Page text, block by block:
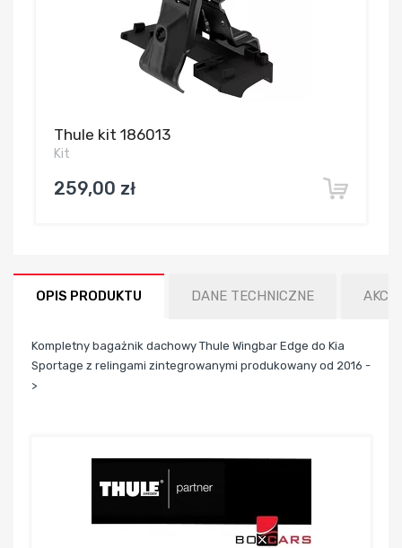
Thule kit 186013
Kit
259,00 zł
OPIS PRODUKTU DANE TECHNICZNE
Kompletny bagażnik dachowy Thule Wingbar Edge do Kia
Sportage z relingami zintegrowanymi produkowany od 2016 -
>